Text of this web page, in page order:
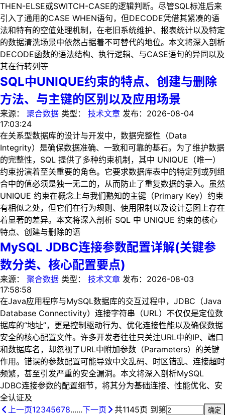
THEN-ELSE或SWITCH-CASE的逻辑判断。尽管SQL标准后来
引入了通用的CASE WHEN语句，但DECODE凭借其紧凑的语
法和特有的空值处理机制，在老旧系统维护、报表统计以及特定
的数据清洗场景中依然占据着不可替代的地位。本文将深入剖析
DECODE函数的语法结构、执行逻辑、与CASE语句的异同以及
其在行转列等
SQL中UNIQUE约束的特点、创建与删除
方法、与主键的区别以及应用场景
来源： 聚合数据 类型： 技术文章 发布： 2026-08-04
17:03:24
在关系型数据库的设计与开发中，数据完整性（Data
Integrity）是确保数据准确、一致和可靠的基石。为了维护数据
的完整性，SQL 提供了多种约束机制，其中 UNIQUE（唯一）
约束扮演着至关重要的角色。它要求数据库表中的特定列或列组
合中的值必须是独一无二的，从而防止了重复数据的录入。虽然
UNIQUE 约束在概念上与我们熟知的主键（Primary Key）约束
有相似之处，但它们在行为规则、使用限制以及设计意图上存在
着显著的差异。本文将深入剖析 SQL 中 UNIQUE 约束的核心
特点、创建与删除的语
MySQL JDBC连接参数配置详解(关键参
数分类、核心配置要点)
来源： 聚合数据 类型： 技术文章 发布： 2026-08-03
17:58:58
在Java应用程序与MySQL数据库的交互过程中，JDBC（Java
Database Connectivity）连接字符串（URL）不仅仅是定位数
据库的“地址”，更是控制驱动行为、优化连接性能以及确保数据
安全的核心配置文件。许多开发者往往只关注URL中的IP、端口
和数据库名，却忽视了URL中附加参数（Parameters）的关键
作用。错误的参数配置可能导致中文乱码、时区错乱、连接超时
频繁，甚至引发严重的安全漏洞。本文将深入剖析MySQL
JDBC连接参数的配置细节，将其分为基础连接、性能优化、安
全认证及
上一页12345678......下一页 共1145页 到第 确定